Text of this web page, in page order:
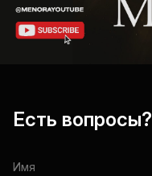
Есть вопросы?